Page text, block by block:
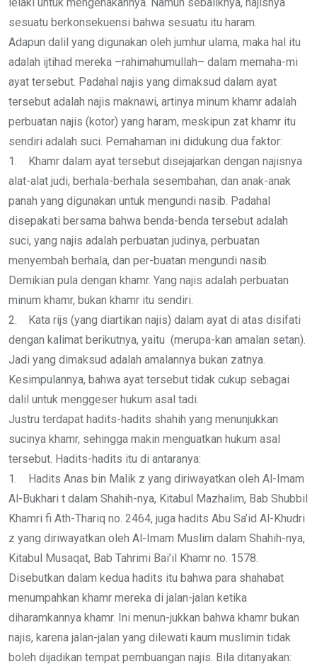
sesuatu berkonsekuensi bahwa sesuatu itu haram.
Adapun dalil yang digunakan oleh jumhur ulama, maka hal itu
adalah ijtihad mereka –rahimahumullah– dalam memaha-mi
ayat tersebut. Padahal najis yang dimaksud dalam ayat
tersebut adalah najis maknawi, artinya minum khamr adalah
perbuatan najis (kotor) yang haram, meskipun zat khamr itu
sendiri adalah suci. Pemahaman ini didukung dua faktor:
1. Khamr dalam ayat tersebut disejajarkan dengan najisnya
alat-alat judi, berhala-berhala sesembahan, dan anak-anak
panah yang digunakan untuk mengundi nasib. Padahal
disepakati bersama bahwa benda-benda tersebut adalah
suci, yang najis adalah perbuatan judinya, perbuatan
menyembah berhala, dan per-buatan mengundi nasib.
Demikian pula dengan khamr. Yang najis adalah perbuatan
minum khamr, bukan khamr itu sendiri.
2. Kata rijs (yang diartikan najis) dalam ayat di atas disifati
dengan kalimat berikutnya, yaitu (merupa-kan amalan setan).
Jadi yang dimaksud adalah amalannya bukan zatnya.
Kesimpulannya, bahwa ayat tersebut tidak cukup sebagai
dalil untuk menggeser hukum asal tadi.
Justru terdapat hadits-hadits shahih yang menunjukkan
sucinya khamr, sehingga makin menguatkan hukum asal
tersebut. Hadits-hadits itu di antaranya:
1. Hadits Anas bin Malik z yang diriwayatkan oleh Al-Imam
Al-Bukhari t dalam Shahih-nya, Kitabul Mazhalim, Bab Shubbil
Khamri fi Ath-Thariq no. 2464, juga hadits Abu Sa’id Al-Khudri
z yang diriwayatkan oleh Al-Imam Muslim dalam Shahih-nya,
Kitabul Musaqat, Bab Tahrimi Bai’il Khamr no. 1578.
Disebutkan dalam kedua hadits itu bahwa para shahabat
menumpahkan khamr mereka di jalan-jalan ketika
diharamkannya khamr. Ini menun-jukkan bahwa khamr bukan
najis, karena jalan-jalan yang dilewati kaum muslimin tidak
boleh dijadikan tempat pembuangan najis. Bila ditanyakan: